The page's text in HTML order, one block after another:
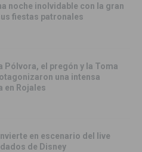
noche inolvidable con la gran
fiestas patronales
Pólvora, el pregón y la Toma
una intensa
en Rojales
en escenario del live
de Disney